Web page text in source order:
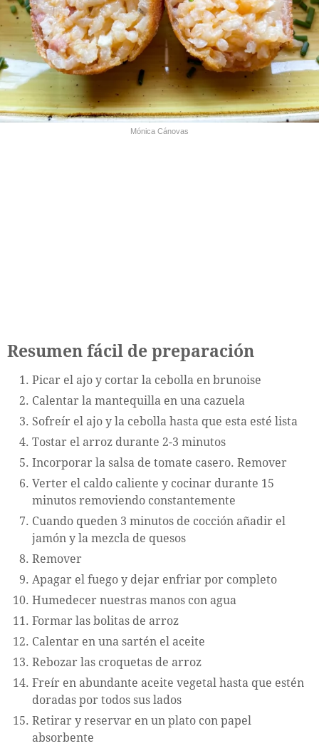
Mónica Cánovas
Resumen fácil de preparación
Picar el ajo y cortar la cebolla en brunoise
Calentar la mantequilla en una cazuela
Sofreír el ajo y la cebolla hasta que esta esté lista
Tostar el arroz durante 2-3 minutos
Incorporar la salsa de tomate casero. Remover
Verter el caldo caliente y cocinar durante 15
minutos removiendo constantemente
Cuando queden 3 minutos de cocción añadir el
jamón y la mezcla de quesos
Remover
Apagar el fuego y dejar enfriar por completo
Humedecer nuestras manos con agua
Formar las bolitas de arroz
Calentar en una sartén el aceite
Rebozar las croquetas de arroz
Freír en abundante aceite vegetal hasta que estén
doradas por todos sus lados
Retirar y reservar en un plato con papel
absorbente